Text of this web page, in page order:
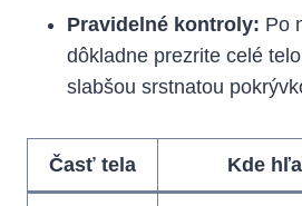
Pravidelné‌ kontroly: Po
dôkladne prezrite celé
slabšou⁢ srstnatou
Časť tela Kde